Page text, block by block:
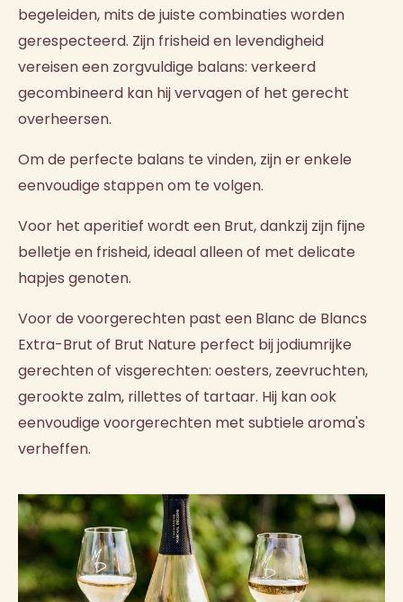
begeleiden, mits de juiste combinaties worden
gerespecteerd. Zijn frisheid en levendigheid
vereisen een zorgvuldige balans: verkeerd
gecombineerd kan hij vervagen of het gerecht
overheersen.
Om de perfecte balans te vinden, zijn er enkele
eenvoudige stappen om te volgen.
Voor het aperitief wordt een Brut, dankzij zijn fijne
belletje en frisheid, ideaal alleen of met delicate
hapjes genoten.
Voor de voorgerechten past een Blanc de Blancs
Extra-Brut of Brut Nature perfect bij jodiumrijke
gerechten of visgerechten: oesters, zeevruchten,
gerookte zalm, rillettes of tartaar. Hij kan ook
eenvoudige voorgerechten met subtiele aroma's
verheffen.